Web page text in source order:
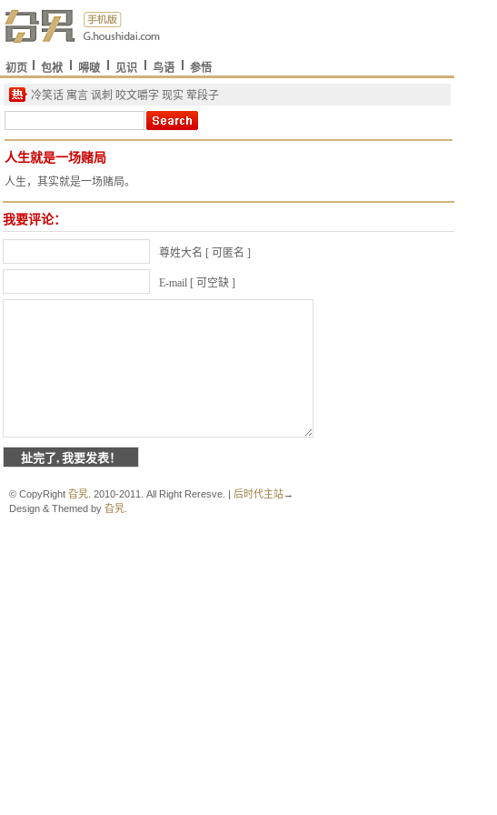
初页 包袱 嘚啵 见识 鸟语 参悟
冷笑话 寓言 讽刺 咬文嚼字 现实 荤段子
人生就是一场赌局
人生，其实就是一场赌局。
我要评论：
尊姓大名 [ 可匿名 ]
E-mail [ 可空缺 ]
© CopyRight 旮旯 . 2010-2011. All Right Reresve. | 后时代主站→
Design & Themed by 旮旯